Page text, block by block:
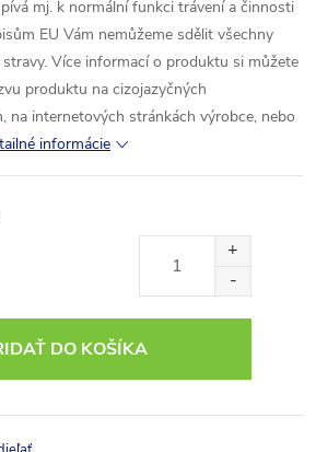
mj. k normální funkci trávení a činnosti
EU Vám nemůžeme sdělit všechny
Více informací o produktu si můžete
produktu na cizojazyčných
na internetových stránkách výrobce, nebo
informácie
DO KOŠÍKA